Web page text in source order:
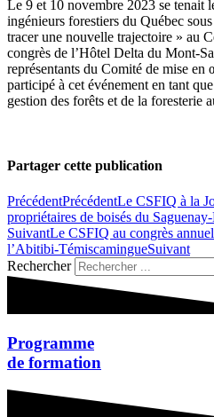
Le 9 et 10 novembre 2023 se tenait
ingénieurs forestiers du Québec
tracer une nouvelle trajectoire » au
congrès de l’Hôtel Delta du Mont-
représentants du Comité de mise
participé à cet événement en tant
gestion des forêts et de la foresterie
Partager cette publication
PrécédentPrécédentLe CSFIQ à la
propriétaires de boisés du
SuivantLe CSFIQ au congrès
l’Abitibi-TémiscamingueSuivant
Rechercher
Programme
de formation